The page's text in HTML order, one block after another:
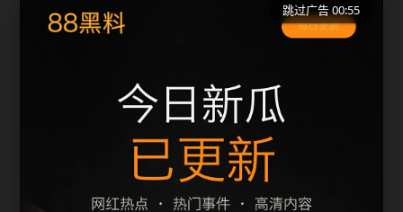
移动端访问建议优先使用栏目页和 sitemap，快
男人发吃瓜表情啥意思站内检索建议
hndfgm相关问题整理
跳过广告 00:55